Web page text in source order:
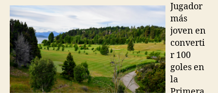
Jugador
más
joven en
converti
r 100
goles en
la